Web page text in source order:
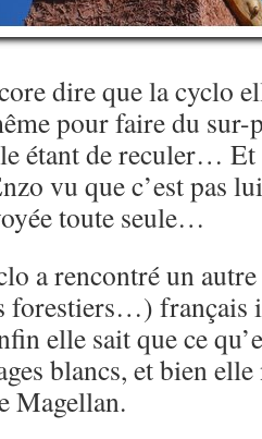
dire que la cyclo
pour faire du
étant de reculer…
vu que c’est pas
toute seule…
a rencontré un
forestiers…) français
elle sait que ce
blancs, et bien elle
Magellan.